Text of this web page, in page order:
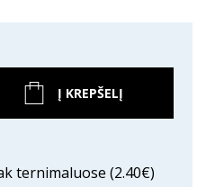
Į KREPŠELĮ
ternimaluose (2.40€)